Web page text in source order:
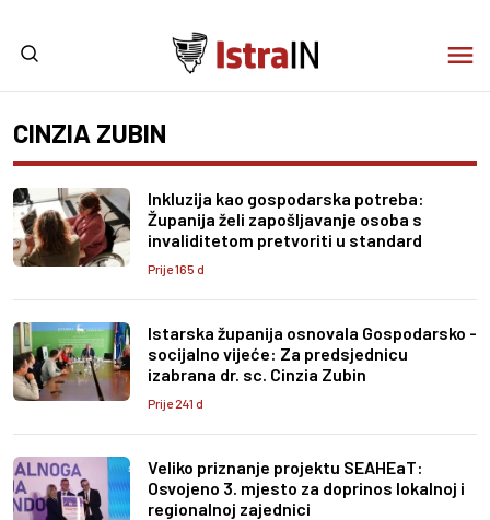
CINZIA ZUBIN
Inkluzija kao gospodarska potreba:
Županija želi zapošljavanje osoba s
invaliditetom pretvoriti u standard
Prije 165 d
Istarska županija osnovala Gospodarsko -
socijalno vijeće: Za predsjednicu
izabrana dr. sc. Cinzia Zubin
Prije 241 d
Veliko priznanje projektu SEAHEaT:
Osvojeno 3. mjesto za doprinos lokalnoj i
regionalnoj zajednici